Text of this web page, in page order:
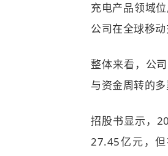
充电产品领域
公司在全球移动
整体来看，公
与资金周转的
招股书显示，
27.45亿元，